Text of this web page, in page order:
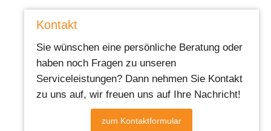
Kontakt
Sie wünschen eine persönliche Beratung oder
haben noch Fragen zu unseren
Serviceleistungen? Dann nehmen Sie Kontakt
zu uns auf, wir freuen uns auf Ihre Nachricht!
zum Kontaktformular